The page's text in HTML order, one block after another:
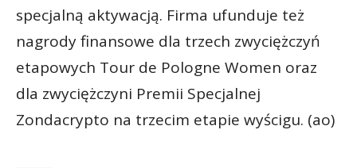
specjalną aktywacją. Firma ufunduje też
nagrody finansowe dla trzech zwyciężczyń
etapowych Tour de Pologne Women oraz
dla zwyciężczyni Premii Specjalnej
Zondacrypto na trzecim etapie wyścigu. (ao)